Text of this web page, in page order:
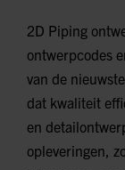
2D Piping
ontwerpcodes
van de
dat kwaliteit
en
opleveringen,